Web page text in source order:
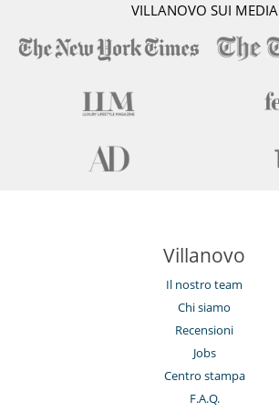
VILLANOVO SUI MEDIA
Villanovo
Il nostro team
Chi siamo
Recensioni
Jobs
Centro stampa
F.A.Q.